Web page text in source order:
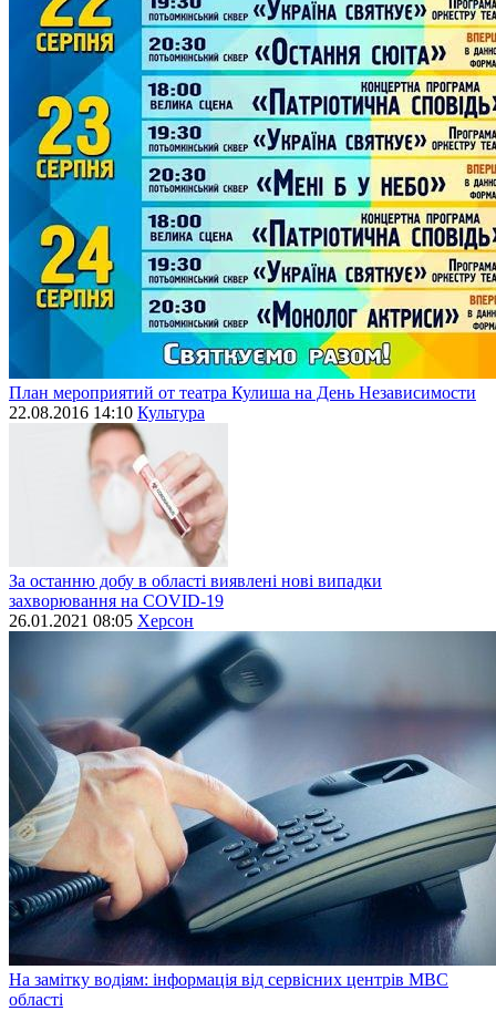
План мероприятий от театра Кулиша на День Независимости
22.08.2016 14:10 Культура
За останню добу в області виявлені нові випадки
захворювання на СОVID-19
26.01.2021 08:05 Херсон
На замітку водіям: інформація від сервісних центрів МВС
області